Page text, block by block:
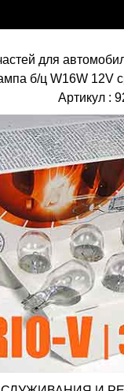
для
б/ц W16W 12V
Артикул :